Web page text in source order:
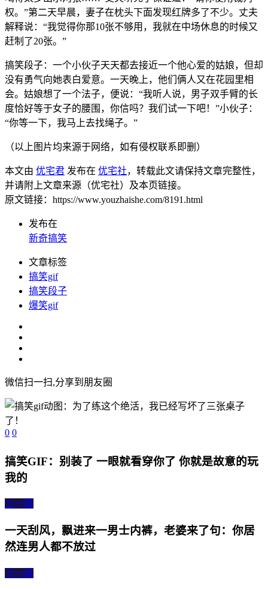
权。”第二天早晨，妻子在枕头下面发现红牌多了不少。丈夫
解释说：“我觉得你那10张不够用，我就在中场休息的时候又
赶制了20张。”
搞笑段子：一个小伙子天天都去接近一个他心爱的姑娘，但却
没有勇气向她表白爱意。一天晚上，他们俩人又在花园里相
会。姑娘想了一个法子，便说：“我听人说，男子双手臂的长
度恰好等于女子的腰围，你信吗？我们试一下吧！”小伙子：
“你等一下，我马上去找绳子。”
（以上图片均来源于网络，如有侵权联系即删）
本文由 优宅君 发布在 优宅社，转载此文请保持文章完整性，
并请附上文章来源（优宅社）及本页链接。
原文链接：https://www.youzhaishe.com/8191.html
发布在
新奇搞笑
文章标签
搞笑gif
搞笑段子
爆笑gif
微信扫一扫,分享到朋友圈
0 0
搞笑GIF：别装了 一眼就看穿你了 你就是故意的玩
我的
上一篇
一天刮风，飘进来一男士内裤，老婆来了句：你居
然连男人都不放过
下一篇